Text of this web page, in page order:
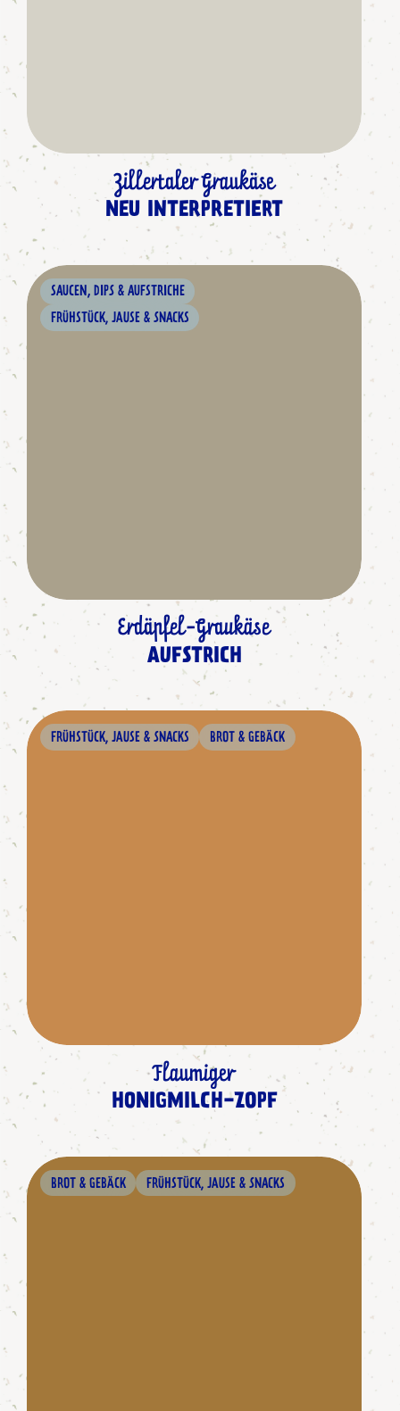
Zillertaler Graukäse
NEU INTERPRETIERT
SAUCEN, DIPS & AUFSTRICHE
FRÜHSTÜCK, JAUSE & SNACKS
Erdäpfel-Graukäse
AUFSTRICH
FRÜHSTÜCK, JAUSE & SNACKS BROT & GEBÄCK
Flaumiger
HONIGMILCH-ZOPF
BROT & GEBÄCK FRÜHSTÜCK, JAUSE & SNACKS